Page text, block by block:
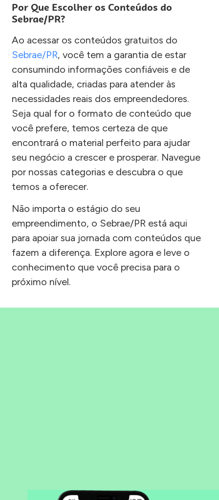
Por Que Escolher os Conteúdos do
Sebrae/PR?
Ao acessar os conteúdos gratuitos do
Sebrae/PR, você tem a garantia de estar
consumindo informações confiáveis e de
alta qualidade, criadas para atender às
necessidades reais dos empreendedores.
Seja qual for o formato de conteúdo que
você prefere, temos certeza de que
encontrará o material perfeito para ajudar
seu negócio a crescer e prosperar. Navegue
por nossas categorias e descubra o que
temos a oferecer.
Não importa o estágio do seu
empreendimento, o Sebrae/PR está aqui
para apoiar sua jornada com conteúdos que
fazem a diferença. Explore agora e leve o
conhecimento que você precisa para o
próximo nível.